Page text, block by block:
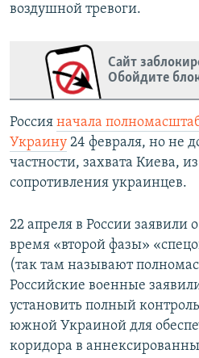
воздушной тревоги.
Сайт
Обойдите
Россия начала
Украину 24 февраля, но не
частности, захвата Киева,
сопротивления украинцев.
22 апреля в России заявили
время «второй фазы»
(так там называют
Российские военные
установить полный
южной Украиной для
коридора в